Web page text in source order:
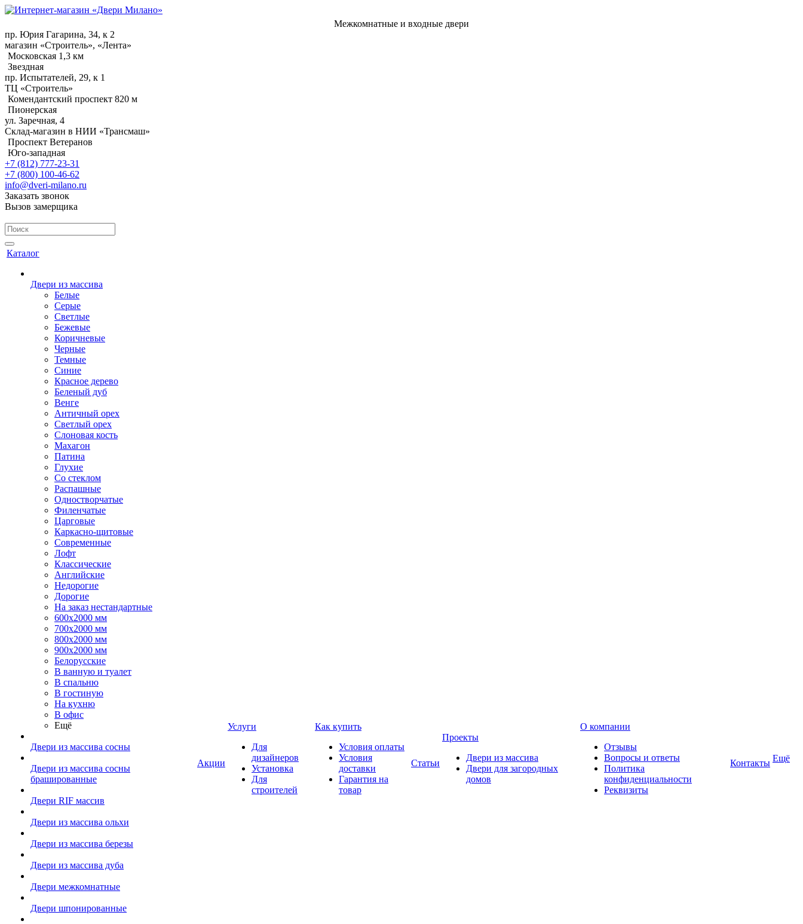
Межкомнатные и входные двери
пр. Юрия Гагарина, 34, к 2
магазин «Строитель», «Лента»
Московская 1,3 км
Звездная
пр. Испытателей, 29, к 1
ТЦ «Строитель»
Комендантский проспект 820 м
Пионерская
ул. Заречная, 4
Склад-магазин в НИИ «Трансмаш»
Проспект Ветеранов
Юго-западная
+7 (812) 777-23-31
+7 (800) 100-46-62
info@dveri-milano.ru
Заказать звонок
Вызов замерщика
Каталог
Двери из массива
Белые
Серые
Светлые
Бежевые
Коричневые
Черные
Темные
Синие
Красное дерево
Беленый дуб
Венге
Античный орех
Светлый орех
Слоновая кость
Махагон
Патина
Глухие
Со стеклом
Распашные
Одностворчатые
Филенчатые
Царговые
Каркасно-щитовые
Современные
Лофт
Классические
Английские
Недорогие
Дорогие
На заказ нестандартные
600х2000 мм
700х2000 мм
800х2000 мм
900х2000 мм
Белорусские
В ванную и туалет
В спальню
В гостиную
На кухню
В офис
Ещё
Двери из массива сосны
Двери из массива сосны
брашированные
Двери RIF массив
Двери из массива ольхи
Двери из массива березы
Двери из массива дуба
Двери межкомнатные
Двери шпонированные
Акции
Услуги
Для
дизайнеров
Установка
Для
строителей
Как купить
Условия оплаты
Условия
доставки
Гарантия на
товар
Статьи
Проекты
Двери из массива
Двери для загородных
домов
О компании
Отзывы
Вопросы и ответы
Политика
конфиденциальности
Реквизиты
Контакты Ещё